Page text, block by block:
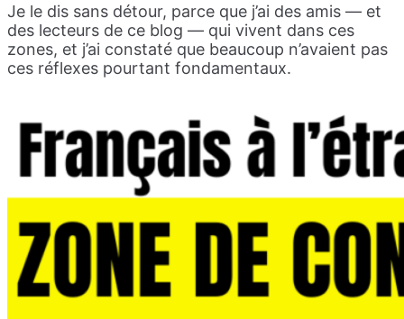
Je le dis sans détour, parce que j’ai des amis — et
des lecteurs de ce blog — qui vivent dans ces
zones, et j’ai constaté que beaucoup n’avaient pas
ces réflexes pourtant fondamentaux.